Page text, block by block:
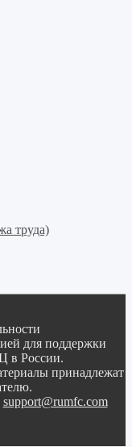
труда)
для поддержки
в России.
принадлежат
support@rumfc.com